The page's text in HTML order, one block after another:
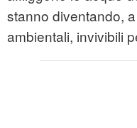
stanno diventando,
ambientali, invivibili